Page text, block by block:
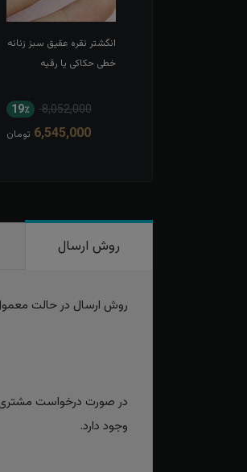
انگشتر نقره عقیق سبز زنانه
خطی حکاکی یا رقیه
8,052,000 19٪
6,545,000 تومان
روش ارسال
روش ارسال در حالت
در صورت درخواست مشتری
وجود دارد.